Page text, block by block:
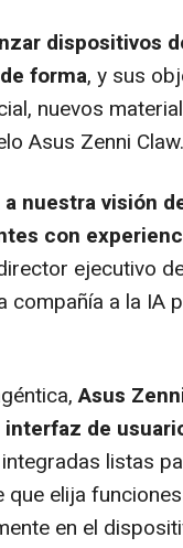
dispositivos
forma, y sus
nuevos
Asus Zenni Claw.
nuestra visión
con
ejecutivo
compañía a la IA
Asus
de
listas
elija
en el